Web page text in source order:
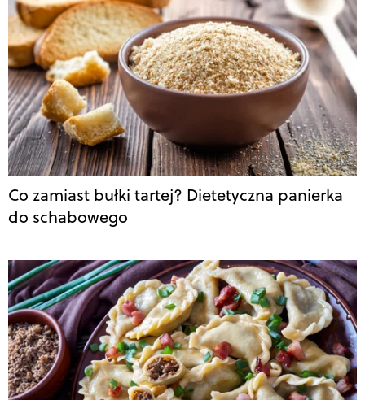
Co zamiast bułki tartej? Dietetyczna panierka
do schabowego